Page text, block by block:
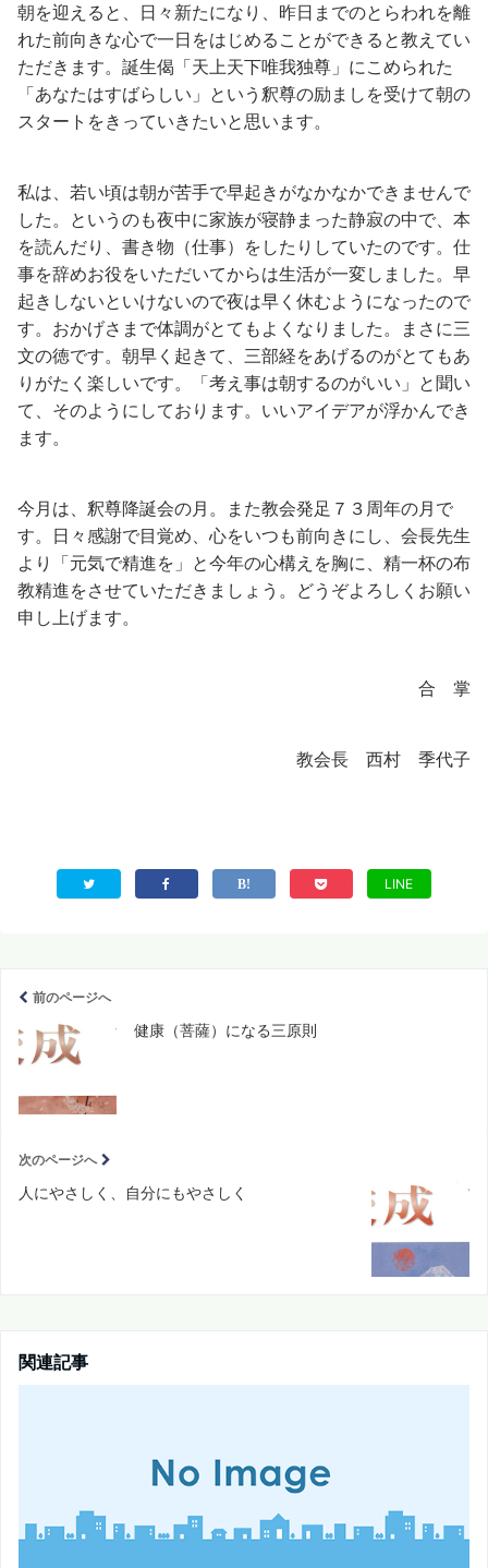
朝を迎えると、日々新たになり、昨日までのとらわれを離
れた前向きな心で一日をはじめることができると教えてい
ただきます。誕生偈「天上天下唯我独尊」にこめられた
「あなたはすばらしい」という釈尊の励ましを受けて朝の
スタートをきっていきたいと思います。
私は、若い頃は朝が苦手で早起きがなかなかできませんで
した。というのも夜中に家族が寝静まった静寂の中で、本
を読んだり、書き物（仕事）をしたりしていたのです。仕
事を辞めお役をいただいてからは生活が一変しました。早
起きしないといけないので夜は早く休むようになったので
す。おかげさまで体調がとてもよくなりました。まさに三
文の徳です。朝早く起きて、三部経をあげるのがとてもあ
りがたく楽しいです。「考え事は朝するのがいい」と聞い
て、そのようにしております。いいアイデアが浮かんでき
ます。
今月は、釈尊降誕会の月。また教会発足７３周年の月で
す。日々感謝で目覚め、心をいつも前向きにし、会長先生
より「元気で精進を」と今年の心構えを胸に、精一杯の布
教精進をさせていただきましょう。どうぞよろしくお願い
申し上げます。
合 掌
教会長 西村 季代子
LINE
前のページへ
健康（菩薩）になる三原則
次のページへ
人にやさしく、自分にもやさしく
関連記事